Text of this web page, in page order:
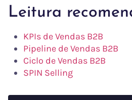
Leitura
KPIs de Vendas B2B
Pipeline de Vendas B2B
Ciclo de Vendas B2B
SPIN Selling